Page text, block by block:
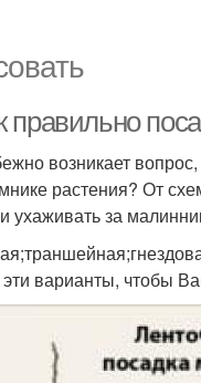
правильно
возникает
растения? От
ухаживать за
эти варианты, чтобы